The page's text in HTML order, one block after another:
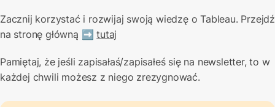
Zacznij korzystać i rozwijaj swoją wiedzę o Tableau. Przejdź
na stronę główną ➡️ tutaj
Pamiętaj, że jeśli zapisałaś/zapisałeś się na newsletter, to w
każdej chwili możesz z niego zrezygnować.